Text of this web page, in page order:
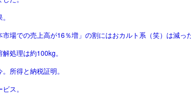
市場での売上高が16％増」の割にはおカルト系（笑）は減っ
処理は約100kg。
所得と納税証明。
ス。